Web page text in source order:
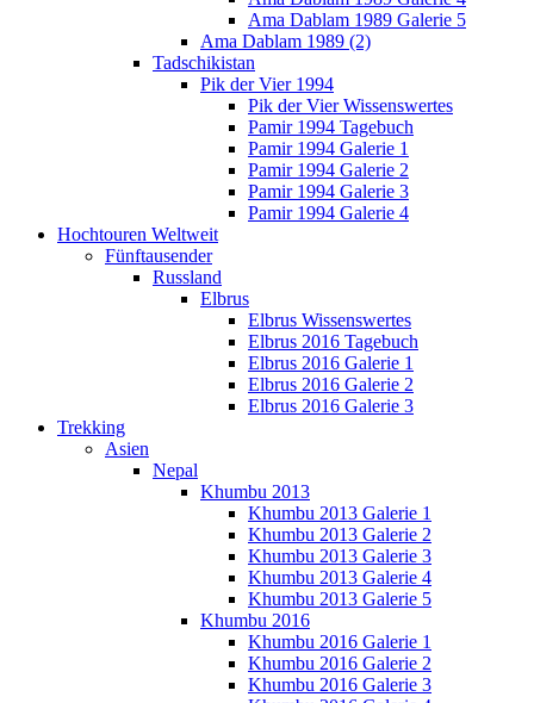
Ama Dablam 1989 Galerie 5
Ama Dablam 1989 (2)
Tadschikistan
Pik der Vier 1994
Pik der Vier Wissenswertes
Pamir 1994 Tagebuch
Pamir 1994 Galerie 1
Pamir 1994 Galerie 2
Pamir 1994 Galerie 3
Pamir 1994 Galerie 4
Hochtouren Weltweit
Fünftausender
Russland
Elbrus
Elbrus Wissenswertes
Elbrus 2016 Tagebuch
Elbrus 2016 Galerie 1
Elbrus 2016 Galerie 2
Elbrus 2016 Galerie 3
Trekking
Asien
Nepal
Khumbu 2013
Khumbu 2013 Galerie 1
Khumbu 2013 Galerie 2
Khumbu 2013 Galerie 3
Khumbu 2013 Galerie 4
Khumbu 2013 Galerie 5
Khumbu 2016
Khumbu 2016 Galerie 1
Khumbu 2016 Galerie 2
Khumbu 2016 Galerie 3